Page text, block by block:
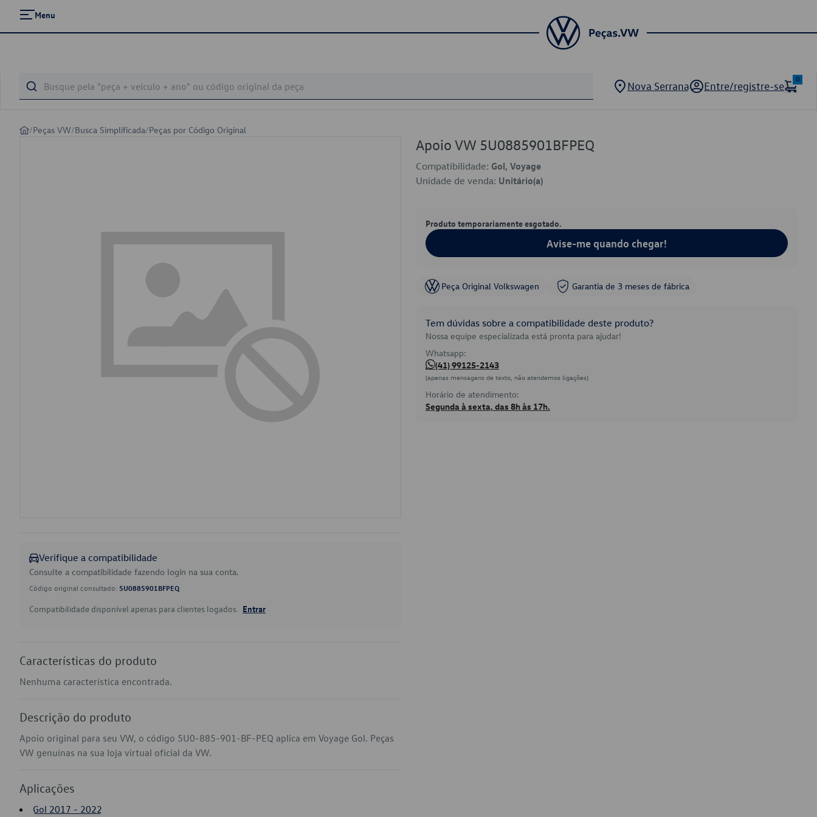
Menu
Nova Serrana Entre/registre-se
0
/Peças VW/Busca Simplificada/Peças por Código Original
Verifique a compatibilidade
Consulte a compatibilidade fazendo login na sua conta.
Código original consultado: 5U0885901BFPEQ
Compatibilidade disponível apenas para clientes logados. Entrar
Características do produto
Nenhuma característica encontrada.
Descrição do produto
Apoio original para seu VW, o código 5U0-885-901-BF-PEQ aplica em Voyage Gol. Peças
VW genuínas na sua loja virtual oficial da VW.
Aplicações
Gol 2017 - 2022
Apoio VW 5U0885901BFPEQ
Compatibilidade: Gol, Voyage
Unidade de venda: Unitário(a)
Produto temporariamente esgotado.
Avise-me quando chegar!
Peça Original Volkswagen Garantia de 3 meses de fábrica
Tem dúvidas sobre a compatibilidade deste produto?
Nossa equipe especializada está pronta para ajudar!
Whatsapp:
(41) 99125-2143
(apenas mensagens de texto, não atendemos ligações)
Horário de atendimento:
Segunda à sexta, das 8h às 17h.